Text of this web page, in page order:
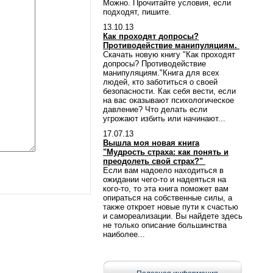
Можно. Прочитайте условия, если
подходят, пишите.
13.10.13
Как проходят допросы?
Противодействие манипуляциям.
Скачать новую книгу "Как проходят
допросы? Противодействие
манипуляциям."Книга для всех
людей, кто заботиться о своей
безопасности. Как себя вести, если
на вас оказывают психологическое
давление? Что делать если
угрожают избить или начинают...
17.07.13
Вышла моя новая книга
"Мудрость страха: как понять и
преодолеть свой страх?"
Если вам надоело находиться в
ожидании чего-то и надеяться на
кого-то, то эта книга поможет вам
опираться на собственные силы, а
также откроет новые пути к счастью
и самореализации. Вы найдете здесь
не только описание большинства
наиболее...